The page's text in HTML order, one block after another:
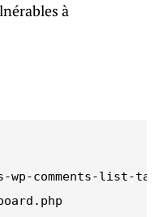
à
wp-comments-list-